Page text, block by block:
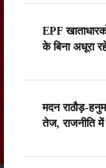
EPF
के बिना अधूरा
मदन राठौड़-
तेज, राजनीति में